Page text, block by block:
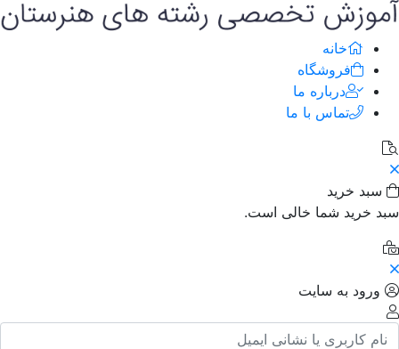
خانه
فروشگاه
درباره ما
تماس با ما
سبد خرید
خرید شما خالی است.
ورود به سایت